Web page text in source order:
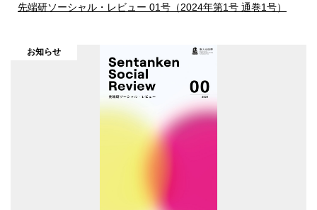
先端研ソーシャル・レビュー 01号（2024年第1号 通巻1号）
お知らせ